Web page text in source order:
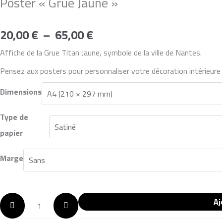
20,00€ – 65,00€
Affiche de la Grue Titan Jaune, symbole de la ville de Nantes.
Pensez aux posters pour personnaliser votre décoration
Dimensions
Type de
papier
Marge